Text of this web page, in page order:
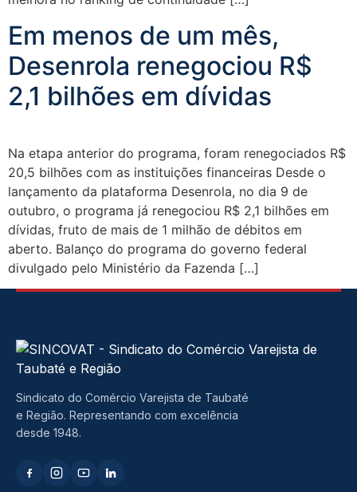
Em menos de um mês,
Desenrola renegociou R$
2,1 bilhões em dívidas
Na etapa anterior do programa, foram renegociados R$
20,5 bilhões com as instituições financeiras Desde o
lançamento da plataforma Desenrola, no dia 9 de
outubro, o programa já renegociou R$ 2,1 bilhões em
dívidas, fruto de mais de 1 milhão de débitos em
aberto. Balanço do programa do governo federal
divulgado pelo Ministério da Fazenda […]
Sindicato do Comércio Varejista de Taubaté
e Região. Representando com excelência
desde 1948.